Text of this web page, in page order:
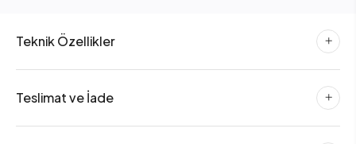
Teknik Özellikler
Teslimat ve İade